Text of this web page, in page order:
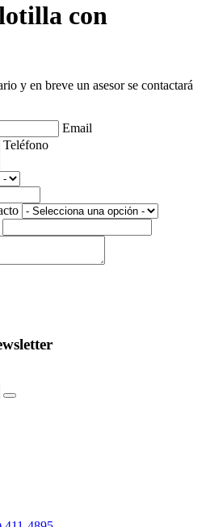
con
y en breve un asesor se contactará
Email
Teléfono